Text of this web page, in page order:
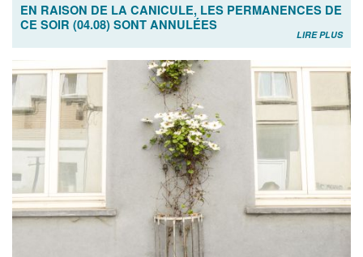
EN RAISON DE LA CANICULE, LES PERMANENCES DE
CE SOIR (04.08) SONT ANNULÉES
LIRE PLUS